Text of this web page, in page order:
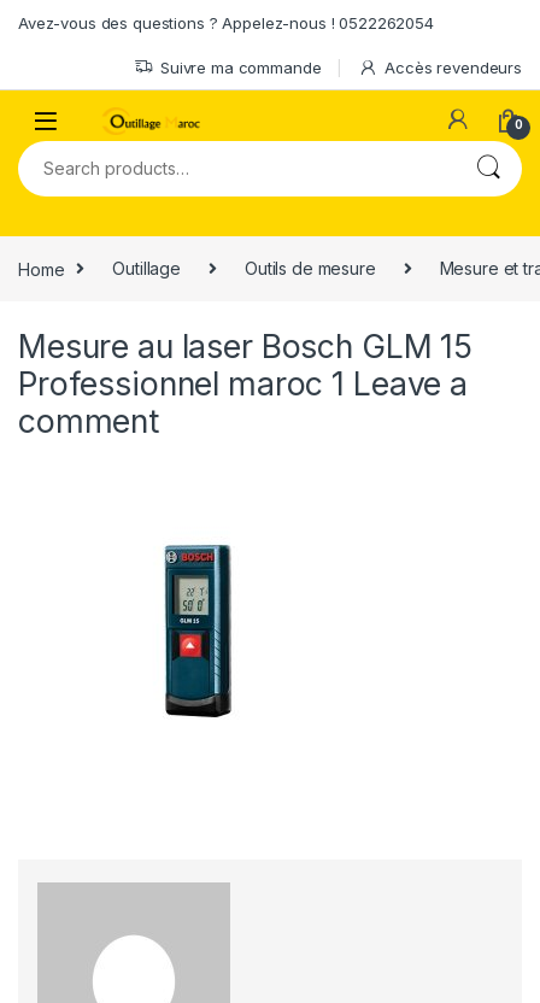
Avez-vous des questions ? Appelez-nous ! 0522262054
Suivre ma commande Accès revendeurs
0
Search for:
Home Outillage Outils de mesure Mesure et
Mesure au laser Bosch GLM 15
Professionnel maroc 1 Leave a
comment